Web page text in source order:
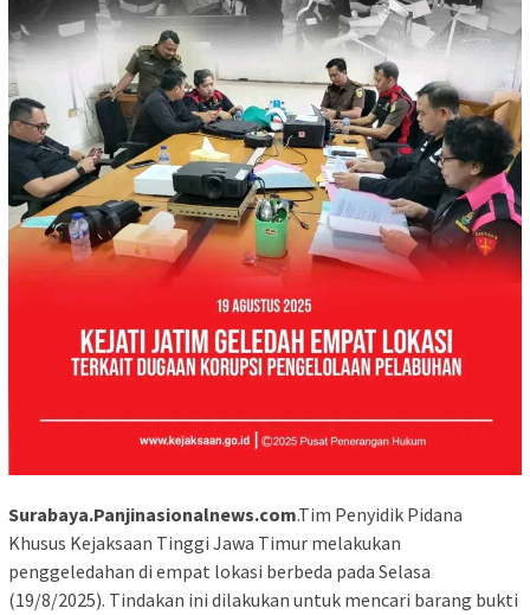
Surabaya.Panjinasionalnews.com.Tim Penyidik Pidana
Khusus Kejaksaan Tinggi Jawa Timur melakukan
penggeledahan di empat lokasi berbeda pada Selasa
(19/8/2025). Tindakan ini dilakukan untuk mencari barang bukti